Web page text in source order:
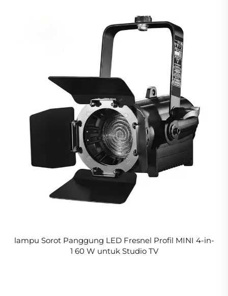
lampu Sorot Panggung LED Fresnel Profil MINI 4-in-
1 60 W untuk Studio TV